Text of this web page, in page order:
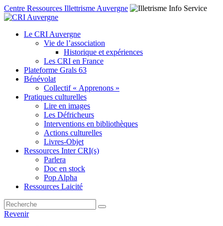
Centre Ressources Illettrisme Auvergne
Le CRI Auvergne
Vie de l’association
Historique et expériences
Les CRI en France
Plateforme Grals 63
Bénévolat
Collectif « Apprenons »
Pratiques culturelles
Lire en images
Les Défricheurs
Interventions en bibliothèques
Actions culturelles
Livres-Objet
Ressources Inter CRI(s)
Parlera
Doc en stock
Pop Alpha
Ressources Laicité
Revenir